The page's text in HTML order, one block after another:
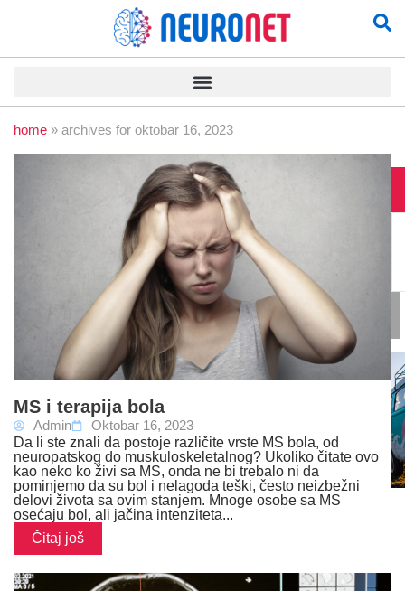
home » archives for oktobar 16, 2023
MS i terapija bola
Admin
Oktobar 16, 2023
Da li ste znali da postoje različite vrste MS bola, od
neuropatskog do muskuloskeletalnog? Ukoliko čitate ovo
kao neko ko živi sa MS, onda ne bi trebalo ni da
pominjemo da su bol i nelagoda teški, često neizbežni
delovi života sa ovim stanjem. Mnoge osobe sa MS
osećaju bol, ali jačina intenziteta...
Čitaj još